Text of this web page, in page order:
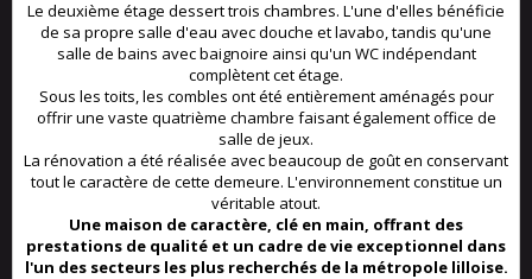
Le deuxième étage dessert trois chambres. L'une d'elles bénéficie
de sa propre salle d'eau avec douche et lavabo, tandis qu'une
salle de bains avec baignoire ainsi qu'un WC indépendant
complètent cet étage.
Sous les toits, les combles ont été entièrement aménagés pour
offrir une vaste quatrième chambre faisant également office de
salle de jeux.
La rénovation a été réalisée avec beaucoup de goût en conservant
tout le caractère de cette demeure. L'environnement constitue un
véritable atout.
Une maison de caractère, clé en main, offrant des
prestations de qualité et un cadre de vie exceptionnel dans
l'un des secteurs les plus recherchés de la métropole lilloise.